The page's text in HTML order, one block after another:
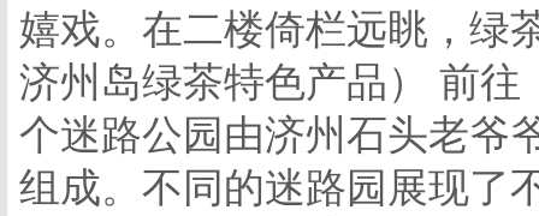
嬉戏。在二楼倚栏远眺，绿
济州岛绿茶特色产品） 前
个迷路公园由济州石头老爷
组成。不同的迷路园展现了